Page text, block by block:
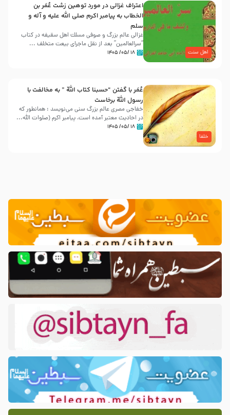
اهل سنت
اعتراف غزالی در مورد توهین زشت عُمَر بن
الخطاب به پیامبر اکرم صلی الله علیه و آله و
سلم
غزالی عالم بزرگ و صوفی مسلك اهل سقيفه در کتاب
“سرالعالمین” بعد از نقل ماجرای بیعت متخلف ...
۱۸ /۰۵/ ۱۴۰۵
خلفا
عُمَر با گفتن “حسبنا كتاب اللّه ” به مخالفت با
رسول اللّه برخاست
خفاجی مصری عالم بزرگ سنی می‌نویسد : همانطور که
در احادیث معتبر آمده است، پیامبر اکرم (صلوات اللّه...
۱۸ /۰۵/ ۱۴۰۵